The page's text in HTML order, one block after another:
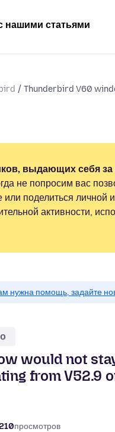
нашими статьями
Thunderbird V60
выдающих себя за
не попросим вас
или поделиться личной
активности,
нужна помощь, задайте
would not
from V52.9
просмотров